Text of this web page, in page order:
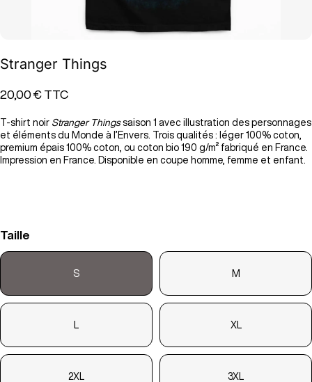
Stranger Things
20,00 € TTC
T-shirt noir Stranger Thingssaison 1 avec illustration des personnages
et éléments du Monde à l’Envers. Trois qualités : léger 100% coton,
premium épais 100% coton, ou coton bio 190 g/m² fabriqué en France.
Impression en France. Disponible en coupe homme, femme et enfant.
Taille
S M
XL
2XL 3XL